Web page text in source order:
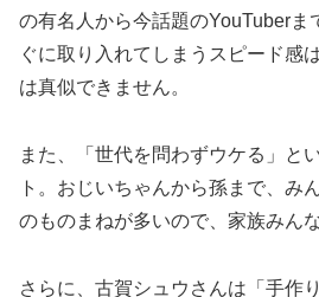
の有名人から今話題のYouTuberま
ぐに取り入れてしまうスピード感
は真似できません。
また、「世代を問わずウケる」と
ト。おじいちゃんから孫まで、み
のものまねが多いので、家族みん
さらに、古賀シュウさんは「手作